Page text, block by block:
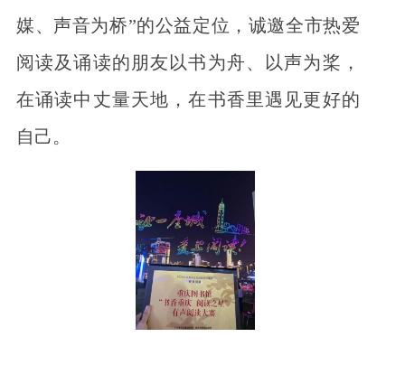
媒、声音为桥”的公益定位，诚邀全市热爱
阅读及诵读的朋友以书为舟、以声为桨，
在诵读中丈量天地，在书香里遇见更好的
自己。